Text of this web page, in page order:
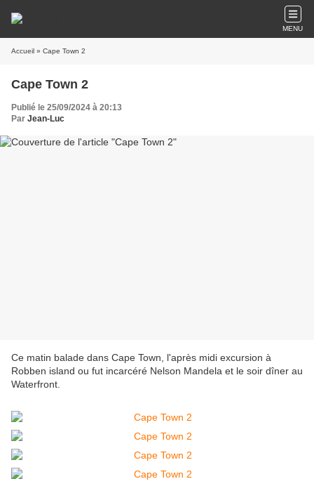
MENU
Accueil » Cape Town 2
Cape Town 2
Publié le 25/09/2024 à 20:13
Par Jean-Luc
Ce matin balade dans Cape Town, l'après midi excursion à
Robben island ou fut incarcéré Nelson Mandela et le soir dîner au
Waterfront.